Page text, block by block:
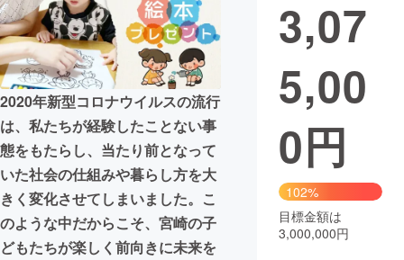
映像・映画 書籍・雑誌
ビジネス・起業 チャレンジ
まちづくり・地域活性化
CAMPFIRE for Social Good
CAMPFIRE Creation
CAMPFIREふるさと納税machi-ya コミュニティ
2020年新型コロナウイルスの流行
は、私たちが経験したことない事
態をもたらし、当たり前となって
いた社会の仕組みや暮らし方を大
きく変化させてしまいました。こ
のような中だからこそ、宮崎の子
どもたちが楽しく前向きに未来を
3,07
5,00
0円
102%
目標金額は
3,000,000円